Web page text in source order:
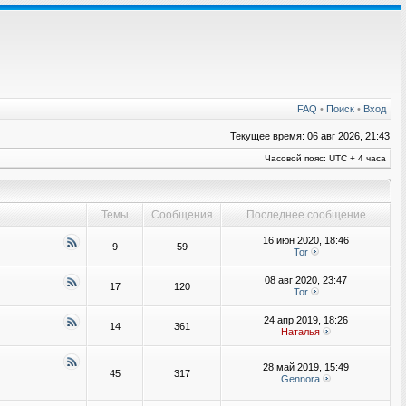
FAQ • Поиск • Вход
Текущее время: 06 авг 2026, 21:43
Часовой пояс: UTC + 4 часа
Темы Сообщения
Последнее сообщение
9 59
16 июн 2020, 18:46
Tor
17 120
08 авг 2020, 23:47
Tor
14 361
24 апр 2019, 18:26
Наталья
45 317
28 май 2019, 15:49
Gennora